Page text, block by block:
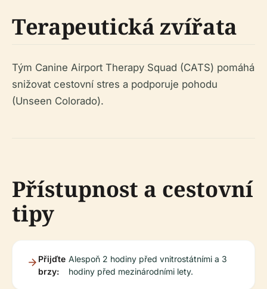
Terapeutická zvířata
Tým Canine Airport Therapy Squad (CATS) pomáhá
snižovat cestovní stres a podporuje pohodu
(Unseen Colorado).
Přístupnost a cestovní
tipy
Přijďte
brzy:
Alespoň 2 hodiny před vnitrostátními a 3
hodiny před mezinárodními lety.